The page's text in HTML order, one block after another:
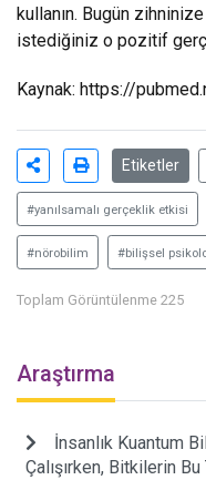
kullanın. Bugün
istediğiniz o pozitif
Kaynak: https://
Etiketler
#yanılsamalı gerçeklik etkisi
#nörobilim #bilişsel
Toplam Görüntülenme 225
Araştırma
İnsanlık Kuantum
Çalışırken, Bitkilerin